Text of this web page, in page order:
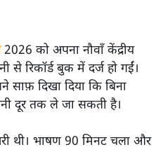
का वादा करता दिखता है,
नीतिगत झिझक, अधूरे सुधार
समीक्षा पढ़िए।